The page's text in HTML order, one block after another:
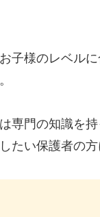
子様のレベルに
専門の知識を
たい保護者の方